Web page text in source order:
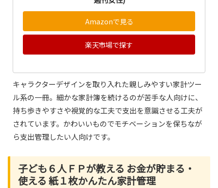
Amazonで見る
楽天市場で探す
キャラクターデザインを取り入れた親しみやすい家計ツー
ル系の一冊。細かな家計簿を続けるのが苦手な人向けに、
持ち歩きやすさや視覚的な工夫で支出を意識させる工夫が
されています。かわいいものでモチベーションを保ちなが
ら支出管理したい人向けです。
子ども６人ＦＰが教える お金が貯まる・
使える 紙１枚かんたん家計管理